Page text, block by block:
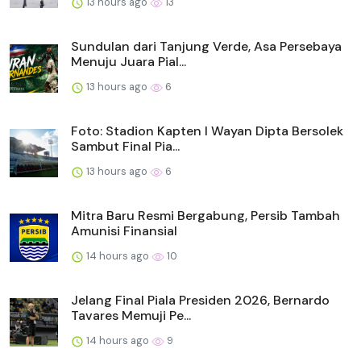
Sundulan dari Tanjung Verde, Asa Persebaya
Menuju Juara Pial...
13 hours ago 6
Foto: Stadion Kapten I Wayan Dipta Bersolek
Sambut Final Pia...
13 hours ago 6
Mitra Baru Resmi Bergabung, Persib Tambah
Amunisi Finansial
14 hours ago 10
Jelang Final Piala Presiden 2026, Bernardo
Tavares Memuji Pe...
14 hours ago 9